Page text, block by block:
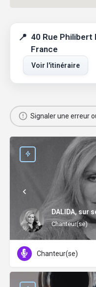
40 Rue Philibert
France
Voir l'itinéraire
Signaler une erreur
DALIDA, sur
Chanteur(se)
Chanteur(se)